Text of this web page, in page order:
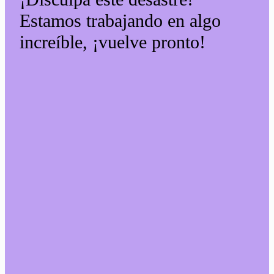
Estamos trabajando en algo
increíble, ¡vuelve pronto!